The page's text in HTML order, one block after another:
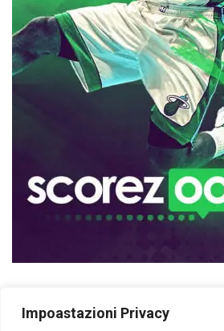
Impoastazioni Privacy